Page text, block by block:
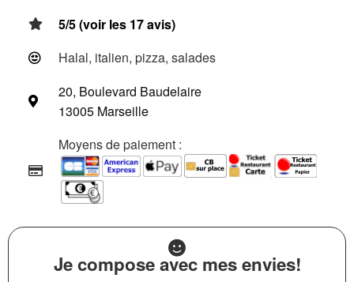
5/5 (voir les 17 avis)
Halal, italien, pizza, salades
20, Boulevard Baudelaire
13005 Marseille
Moyens de paiement :
Je compose avec mes envies!